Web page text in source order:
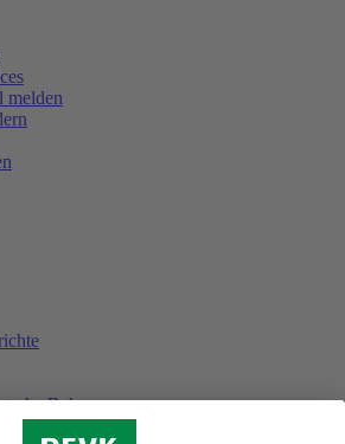
melden
Bahn